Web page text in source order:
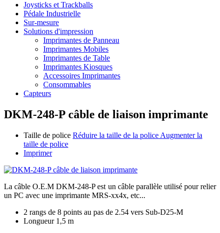
Joysticks et Trackballs
Pédale Industrielle
Sur-mesure
Solutions d'impression
Imprimantes de Panneau
Imprimantes Mobiles
Imprimantes de Table
Imprimantes Kiosques
Accessoires Imprimantes
Consommables
Capteurs
DKM-248-P câble de liaison imprimante
Taille de police Réduire la taille de la police Augmenter la
taille de police
Imprimer
La câble O.E.M DKM-248-P est un câble parallèle utilisé pour relier
un PC avec une imprimante MRS-xx4x, etc...
2 rangs de 8 points au pas de 2.54 vers Sub-D25-M
Longueur 1,5 m